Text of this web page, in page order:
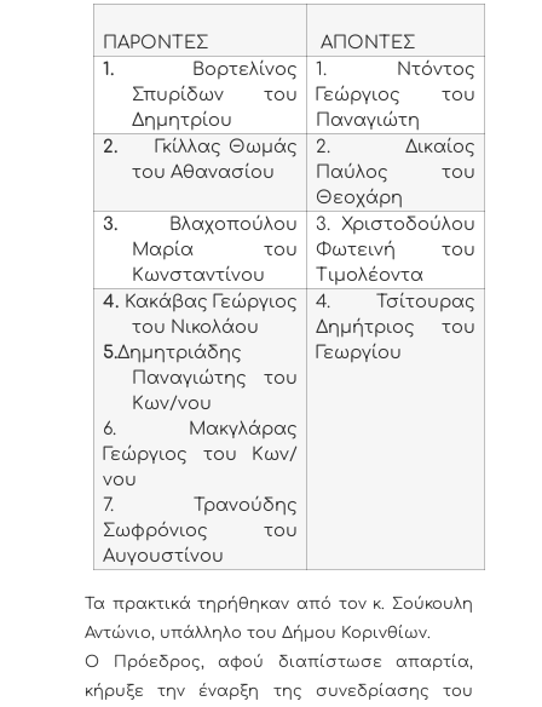
ΠΑΡΟΝΤΕΣ
ΑΠΟΝΤΕΣ
1.
Βορτελίνος
Σπυρίδων του
Δημητρίου
1. Ντόντος
Γεώργιος του
Παναγιώτη
2.
Γκίλλας Θωμάς
του Αθανασίου
2. Δικαίος
Παύλος του
Θεοχάρη
3.
Βλαχοπούλου
Μαρία του
Κωνσταντίνου
3. Χριστοδούλου
Φωτεινή του
Τιμολέοντα
4. Κακάβας Γεώργιος
του Νικολάου
5.Δημητριάδης
Παναγιώτης του
Κων/νου
6. Μακγλάρας
Γεώργιος του Κων/
νου
7. Τρανούδης
Σωφρόνιος του
Αυγουστίνου
4. Τσίτουρας
Δημήτριος του
Γεωργίου
Τα πρακτικά τηρήθηκαν από τον κ. Σούκουλη
Αντώνιο, υπάλληλο του Δήμου Κορινθίων.
Ο Πρόεδρος, αφού διαπίστωσε απαρτία,
κήρυξε την έναρξη της συνεδρίασης του